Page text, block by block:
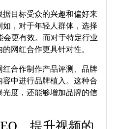
目标受众的兴趣和偏好来
，对于年轻人群体，选择
更有效。而对于特定行业
网红合作更具针对性。
红合作制作产品评测、品牌
中进行品牌植入。这种合
度，还能够增加品牌的信